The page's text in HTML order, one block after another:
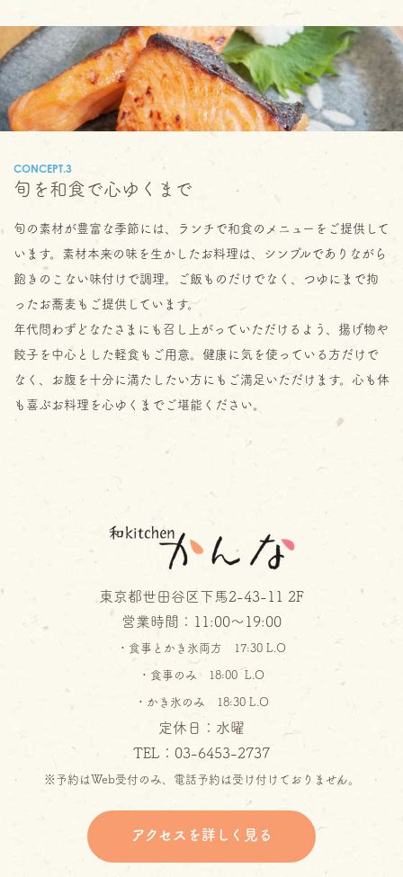
CONCEPT.3
旬を和食で心ゆくまで
旬の素材が豊富な季節には、ランチで和食のメニューをご提供して
います。素材本来の味を生かしたお料理は、シンプルでありながら
飽きのこない味付けで調理。ご飯ものだけでなく、つゆにまで拘
ったお蕎麦もご提供しています。
年代問わずどなたさまにも召し上がっていただけるよう、揚げ物や
餃子を中心とした軽食もご用意。健康に気を使っている方だけで
なく、お腹を十分に満たしたい方にもご満足いただけます。心も体
も喜ぶお料理を心ゆくまでご堪能ください。
東京都世田谷区下馬2-43-11 2F
営業時間：11:00～19:00
・食事とかき氷両方 17:30 L.O
・食事のみ 18:00 L.O
・かき氷のみ 18:30 L.O
定休日：水曜
TEL：03-6453-2737
※予約はWeb受付のみ、電話予約は受け付けておりません。
アクセスを詳しく見る